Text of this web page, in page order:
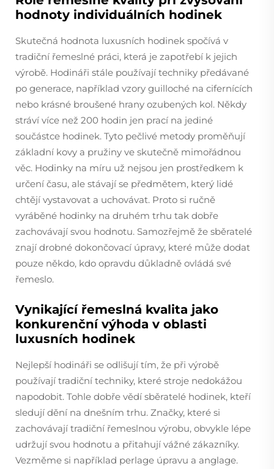
hodnoty individuálních hodinek
Skutečná hodnota luxusních hodinek spočívá v
tradiční řemeslné práci, která je zapotřebí k jejich
výrobě. Hodináři stále používají techniky předávané
po generace, například vzory guilloché na cifernících
nebo krásné broušené hrany ozubených kol. Někdy
stráví více než 200 hodin jen prací na jediné
součástce hodinek. Tyto pečlivé metody proměňují
základní kovy a pružiny ve skutečně mimořádnou
věc. Hodinky na míru už nejsou jen prostředkem k
určení času, ale stávají se předmětem, který lidé
chtějí vystavovat a uchovávat. Proto si ručně
vyráběné hodinky na druhém trhu tak dobře
zachovávají svou hodnotu. Samozřejmě že sběratelé
znají drobné dokončovací úpravy, které může dodat
pouze někdo, kdo opravdu důkladně ovládá své
řemeslo.
Vynikající řemeslná kvalita jako
konkurenční výhoda v oblasti
luxusních hodinek
Nejlepší hodináři se odlišují tím, že při výrobě
používají tradiční techniky, které stroje nedokážou
napodobit. Tohle dobře vědí sběratelé hodinek, kteří
sledují dění na dnešním trhu. Značky, které si
zachovávají tradiční řemeslnou výrobu, obvykle lépe
udržují svou hodnotu a přitahují vážné zákazníky.
Vezměme si například perlage úpravu a anglage.